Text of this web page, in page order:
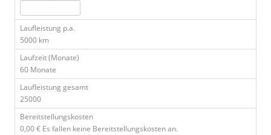
Laufleistung p.a.
5000 km
Laufzeit (Monate)
60 Monate
Laufleistung gesamt
25000
Bereitstellungskosten
0,00 € Es fallen keine Bereitstellungskosten an.